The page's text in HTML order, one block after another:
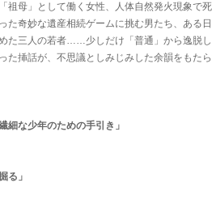
祖母」として働く女性、人体自然発火現象で
た奇妙な遺産相続ゲームに挑む男たち、ある
た三人の若者……少しだけ「普通」から逸脱し
た挿話が、不思議としみじみした余韻をもたら
細な少年のための手引き」
る」